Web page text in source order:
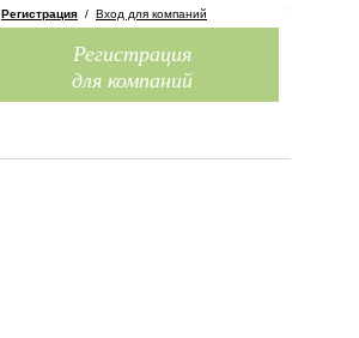
Регистрация / Вход для компаний
Регистрация
для компаний